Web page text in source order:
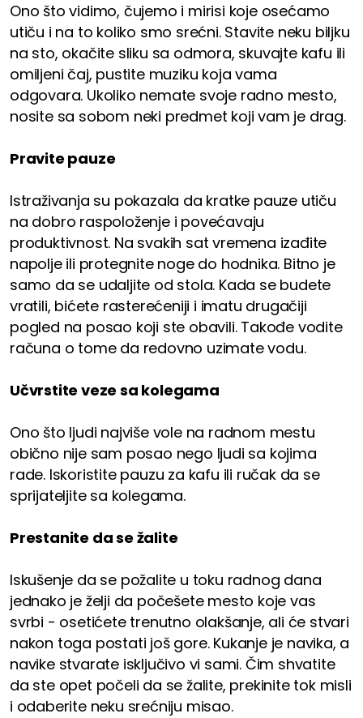
Ono što vidimo, čujemo i mirisi koje osećamo
utiču i na to koliko smo srećni. Stavite neku biljku
na sto, okačite sliku sa odmora, skuvajte kafu ili
omiljeni čaj, pustite muziku koja vama
odgovara. Ukoliko nemate svoje radno mesto,
nosite sa sobom neki predmet koji vam je drag.
Pravite pauze
Istraživanja su pokazala da kratke pauze utiču
na dobro raspoloženje i povećavaju
produktivnost. Na svakih sat vremena izađite
napolje ili protegnite noge do hodnika. Bitno je
samo da se udaljite od stola. Kada se budete
vratili, bićete rasterećeniji i imatu drugačiji
pogled na posao koji ste obavili. Takođe vodite
računa o tome da redovno uzimate vodu.
Učvrstite veze sa kolegama
Ono što ljudi najviše vole na radnom mestu
obično nije sam posao nego ljudi sa kojima
rade. Iskoristite pauzu za kafu ili ručak da se
sprijateljite sa kolegama.
Prestanite da se žalite
Iskušenje da se požalite u toku radnog dana
jednako je želji da počešete mesto koje vas
svrbi - osetićete trenutno olakšanje, ali će stvari
nakon toga postati još gore. Kukanje je navika, a
navike stvarate isključivo vi sami. Čim shvatite
da ste opet počeli da se žalite, prekinite tok misli
i odaberite neku srećniju misao.